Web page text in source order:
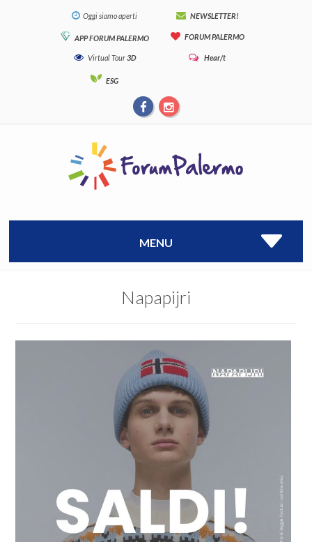
Oggi siamo aperti NEWSLETTER!
APP FORUM PALERMO FORUM PALERMO
Virtual Tour3D Hear/t
ESG
MENU
Napapijri